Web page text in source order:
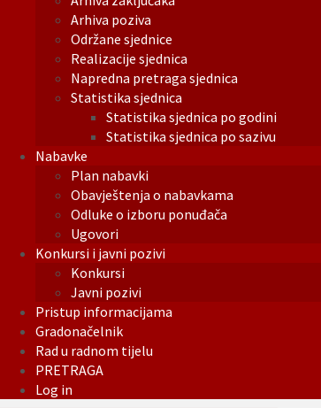
Arhiva poziva
Održane sjednice
Realizacije sjednica
Napredna pretraga sjednica
Statistika sjednica
Statistika sjednica po godini
Statistika sjednica po sazivu
Nabavke
Plan nabavki
Obavještenja o nabavkama
Odluke o izboru ponuđača
Ugovori
Konkursi i javni pozivi
Konkursi
Javni pozivi
Pristup informacijama
Gradonačelnik
Rad u radnom tijelu
PRETRAGA
Log in